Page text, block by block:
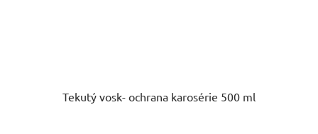
Tekutý vosk- ochrana karosérie 500 ml